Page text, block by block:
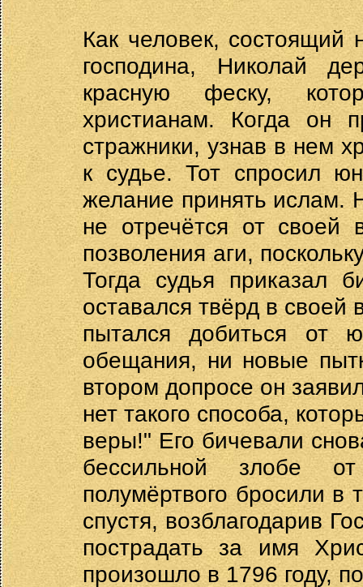
Как человек, состоящий
господина, Николай
красную феску,
христианам. Когда он
стражники, узнав в нем
к судье. Тот спросил
желание принять ислам.
не отречётся от своей
позволения аги,
Тогда судья приказал
оставался твёрд в своей
пытался добиться от
обещания, ни новые
втором допросе он
нет такого способа,
веры!" Его бичевали
бессильной злобе
полумёртвого бросили в
спустя, возблагодарив
пострадать за имя
произошло в 1796 году,